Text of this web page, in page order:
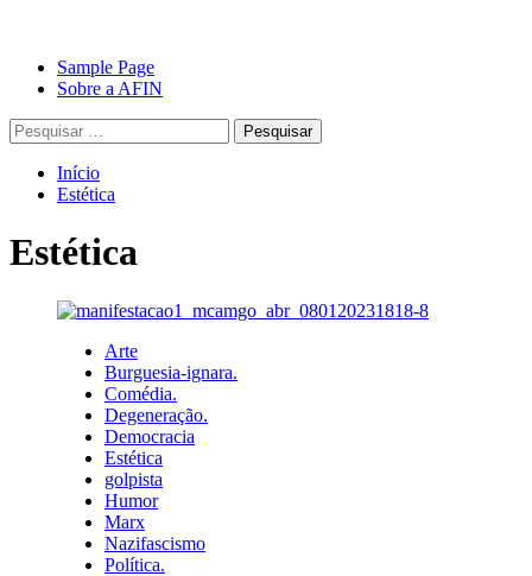
Avançar
para
conteúdo
Primary
Menu
Sample Page
Sobre a AFIN
Pesquisar
por:
Início
Estética
Estética
Arte
Burguesia-ignara.
Comédia.
Degeneração.
Democracia
Estética
golpista
Humor
Marx
Nazifascismo
Política.